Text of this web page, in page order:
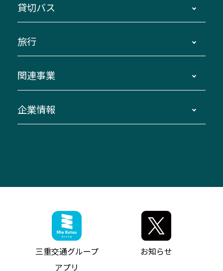
路線バスのご利用方法
三重交通接近情報バスロケーションシステム
迂回・休止について
臨時バスについて
伊勢二見鳥羽周遊バスCANばす
「みえブルーライン」（三重大学病院直通バ
神都ライナー
ミジュマルのラッピングバス（鈴鹿管内）
参宮バス
神都バス
パールシャトル
南紀・VISON～横浜・東京・埼玉
伊賀～名古屋
南紀～VISON～名古屋
湯の山温泉～名古屋
桑名・長島温泉・金城ふ頭駅～中部国際空港
（休止中）
お客様駐車場のご案内
アイコンの説明
インターネット予約
よくあるご質問
貸切バス
貸切バスのご利用について
お問い合わせ
旅行
貸切バス団体旅行
美し国周遊ばす
関連事業
自家用自動車車両運行管理
ザ・バスコレクション三重交通バスセット
三重交通公式グッズ
企業情報
ファンコーナー
お問い合わせ
お知らせ・最新情報一覧
ニュースリリース
三重交通グループ
アプリ
お知らせ